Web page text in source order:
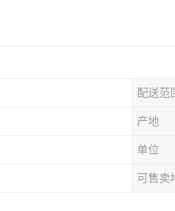
配送范
产地
单位
可售卖